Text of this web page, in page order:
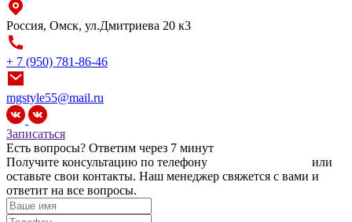
Россия, Омск, ул.Дмитриева 20 к3
+ 7 (950) 781-86-46
mgstyle55@mail.ru
Записаться
Есть вопросы? Ответим через 7 минут
Получите консультацию по телефону
или
оставьте свои контакты. Наш менеджер свяжется с вами и
ответит на все вопросы.